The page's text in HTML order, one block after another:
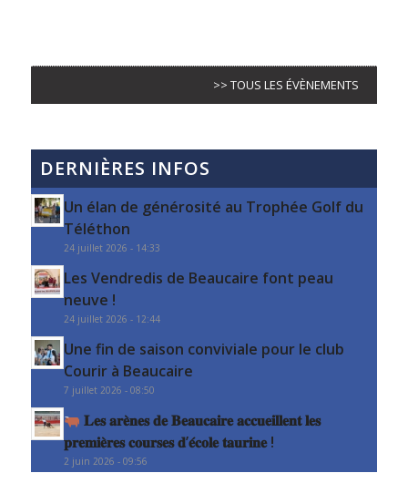
>> TOUS LES ÉVÈNEMENTS
DERNIÈRES INFOS
Un élan de générosité au Trophée Golf du
Téléthon
24 juillet 2026 - 14:33
Les Vendredis de Beaucaire font peau
neuve !
24 juillet 2026 - 12:44
Une fin de saison conviviale pour le club
Courir à Beaucaire
7 juillet 2026 - 08:50
𝐋𝐞𝐬 𝐚𝐫𝐞̀𝐧𝐞𝐬 𝐝𝐞 𝐁𝐞𝐚𝐮𝐜𝐚𝐢𝐫𝐞 𝐚𝐜𝐜𝐮𝐞𝐢𝐥𝐥𝐞𝐧𝐭 𝐥𝐞𝐬
𝐩𝐫𝐞𝐦𝐢𝐞̀𝐫𝐞𝐬 𝐜𝐨𝐮𝐫𝐬𝐞𝐬 𝐝’𝐞́𝐜𝐨𝐥𝐞 𝐭𝐚𝐮𝐫𝐢𝐧𝐞 !
2 juin 2026 - 09:56